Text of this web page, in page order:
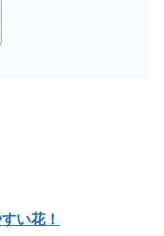
い花！